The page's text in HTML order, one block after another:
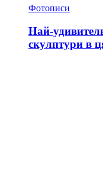
Фотописи
Най-
скулптури в